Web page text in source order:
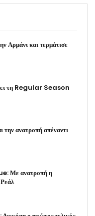
Αρμάνι και τερμάτισε
τη Regular Season
ανατροπή απέναντι
Με ανατροπή η